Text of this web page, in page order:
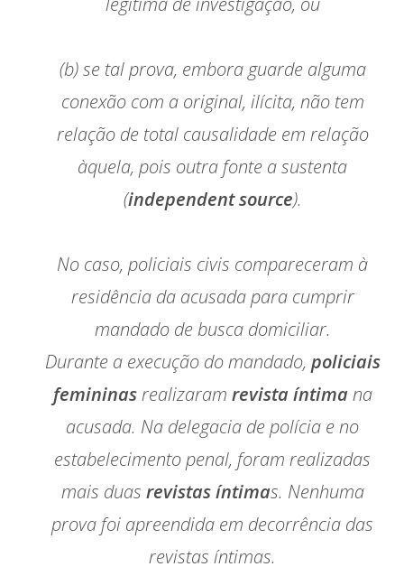
(b) se tal prova, embora guarde alguma
conexão com a original, ilícita, não tem
relação de total causalidade em relação
àquela, pois outra fonte a sustenta
(independent source).
No caso, policiais civis compareceram à
residência da acusada para cumprir
mandado de busca domiciliar.
Durante a execução do mandado, policiais
femininasrealizaram revista íntima na
acusada. Na delegacia de polícia e no
estabelecimento penal, foram realizadas
mais duas revistas íntimas. Nenhuma
prova foi apreendida em decorrência das
revistas íntimas.